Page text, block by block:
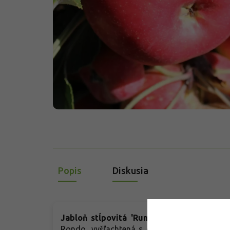
Popis Diskusia
Jabloň stĺpovitá 'Rumba'